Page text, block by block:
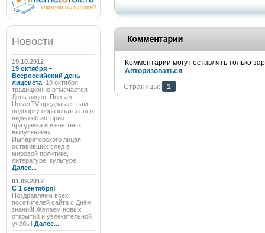
Новости
19.10.2012
19 октября –
Всероссийский день
лицеиста 19 октября
традиционно отмечается
День лицея. Портал
UniverTV предлагает вам
подборку образовательных
видео об истории
праздника и известных
выпускниках
Императорского лицея,
оставивших след в
мировой политике,
литературе, культуре.
Далее...
01.09.2012
C 1 сентября!
Поздравляем всех
посетителей сайта с Днём
знаний! Желаем новых
открытий и увлекательной
учёбы! Далее...
Комментарии могут оставлять только
Авторизоваться
Страницы:
1